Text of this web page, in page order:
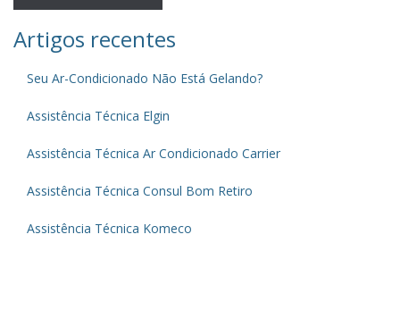
Artigos recentes
Seu Ar-Condicionado Não Está Gelando?
Assistência Técnica Elgin
Assistência Técnica Ar Condicionado Carrier
Assistência Técnica Consul Bom Retiro
Assistência Técnica Komeco